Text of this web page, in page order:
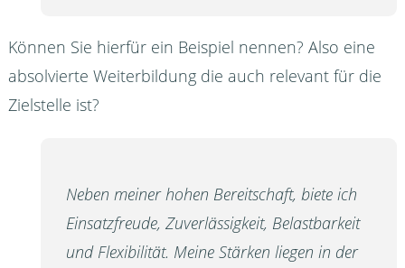
Können Sie hierfür ein Beispiel nennen? Also eine
absolvierte Weiterbildung die auch relevant für die
Zielstelle ist?
Neben meiner hohen Bereitschaft, biete ich
Einsatzfreude, Zuverlässigkeit, Belastbarkeit
und Flexibilität. Meine Stärken liegen in der